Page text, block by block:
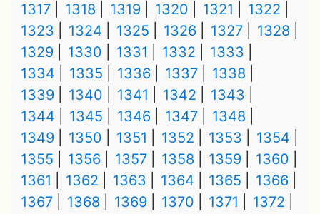
1317
1318 1319 1320 1321
1322
1323
1324 1325 1326 1327
1328
1329
1330 1331 1332
1333
1334
1335 1336 1337
1338
1339
1340 1341 1342
1343
1344
1345 1346 1347
1348
1349
1350 1351 1352 1353
1354
1355
1356 1357 1358 1359
1360
1361
1362 1363 1364 1365
1366
1367
1368 1369 1370 1371
1372